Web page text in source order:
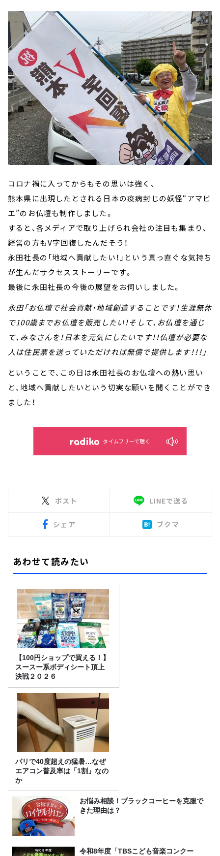
コロナ禍に入ってからもその思いは強く、
熊本県に出現したとされる日本の疫病封じの妖怪“アマビ
エ”のお仏壇も制作しました。
すると、各メディアで取り上げられ会社の注目も集まり、
経営の方もV字回復したんだそう！
永田社長の「地域へ貢献したい！」という真っ直ぐな気持ち
が生んだサクセスストーリーです。
最後に永田社長の今後の展望をお伺いしました。
永田「お仏壇で社会貢献・地域創造することです！生涯無休
で100歳までお仏壇を販売したい！そして、お仏壇を通じ
て、みなさんを！日本を元気にしたいです！！仏壇が必要な
人は住民票を送っていただければ無償で提供します！！！」
ということで、この日は永田社長のお仏壇への熱い思い
と、地域へ貢献したいという切実な願いを聞くことができ
ました！
タイムフリーで聴く
ポスト LINEで送る
シェア ブクマ
あわせて読みたい
【100円ショップで買える！】
スースー系ボディシート頂上
決戦２０２６
パリで40度超えの猛暑…なぜ
エアコン普及率は「1割」なの
か
お悩み相談！ブラックコーヒーを克服で
きた理由は？
令和8年度「TBSこども音楽コンクー